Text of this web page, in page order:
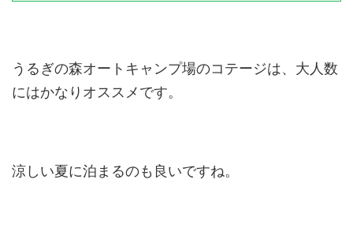
うるぎの森オートキャンプ場のコテージは、大人数
にはかなりオススメです。
涼しい夏に泊まるのも良いですね。